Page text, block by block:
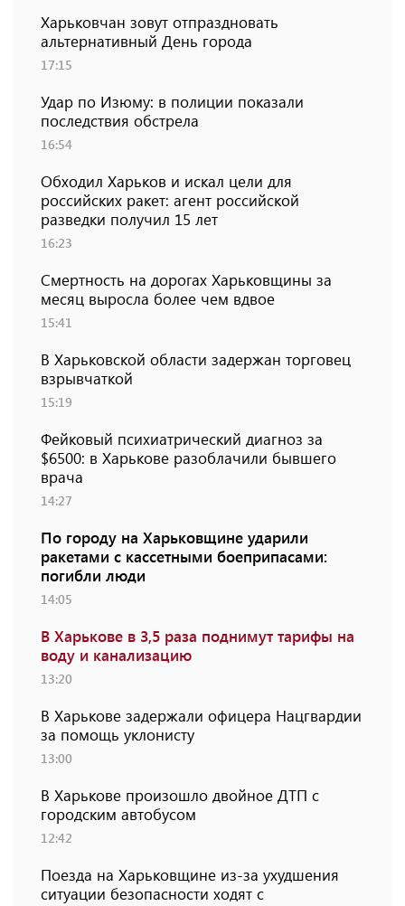
Харьковчан зовут отпраздновать
альтернативный День города
17:15
Удар по Изюму: в полиции показали
последствия обстрела
16:54
Обходил Харьков и искал цели для
российских ракет: агент российской
разведки получил 15 лет
16:23
Смертность на дорогах Харьковщины за
месяц выросла более чем вдвое
15:41
В Харьковской области задержан торговец
взрывчаткой
15:19
Фейковый психиатрический диагноз за
$6500: в Харькове разоблачили бывшего
врача
14:27
По городу на Харьковщине ударили
ракетами с кассетными боеприпасами:
погибли люди
14:05
В Харькове в 3,5 раза поднимут тарифы на
воду и канализацию
13:20
В Харькове задержали офицера Нацгвардии
за помощь уклонисту
13:00
В Харькове произошло двойное ДТП с
городским автобусом
12:42
Поезда на Харьковщине из-за ухудшения
ситуации безопасности ходят с